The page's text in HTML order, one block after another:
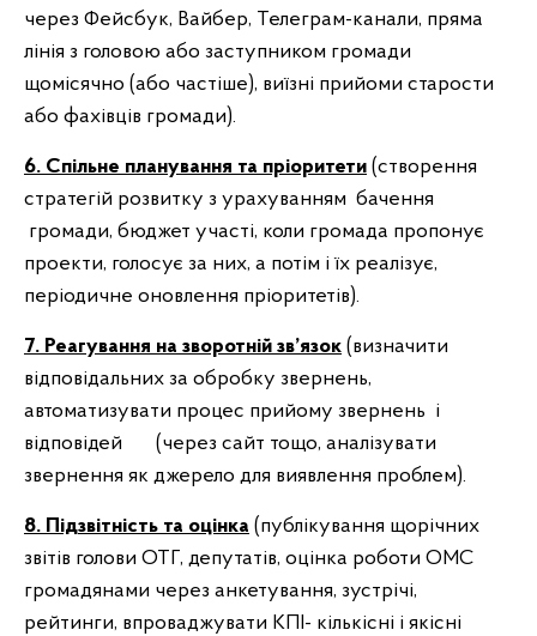
через Фейсбук, Вайбер, Телеграм-канали, пряма
лінія з головою або заступником громади
щомісячно (або частіше), виїзні прийоми старости
або фахівців громади).
6. Спільне планування та пріоритети (створення
стратегій розвитку з урахуванням бачення
громади, бюджет участі, коли громада пропонує
проекти, голосує за них, а потім і їх реалізує,
періодичне оновлення пріоритетів).
7. Реагування на зворотній зв’язок (визначити
відповідальних за обробку звернень,
автоматизувати процес прийому звернень і
відповідей (через сайт тощо, аналізувати
звернення як джерело для виявлення проблем).
8. Підзвітність та оцінка (публікування щорічних
звітів голови ОТГ, депутатів, оцінка роботи ОМС
громадянами через анкетування, зустрічі,
рейтинги, впроваджувати КПІ- кількісні і якісні